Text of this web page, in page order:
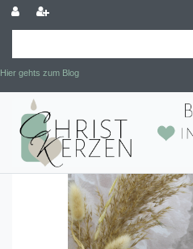
Hier gehts zum Blog